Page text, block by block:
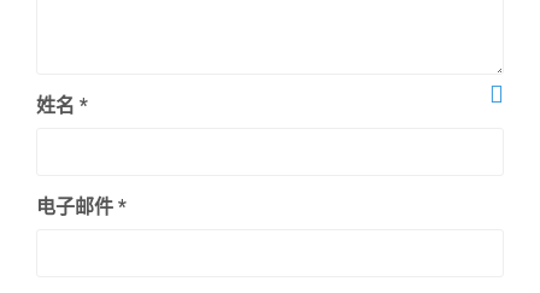
姓名 *
电子邮件 *